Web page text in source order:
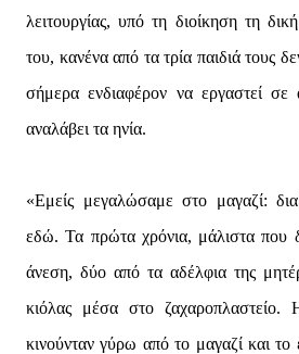
λειτουργίας, υπό τη διοίκηση τη
του, κανένα από τα τρία παιδιά τους
σήμερα ενδιαφέρον να εργαστεί σε
αναλάβει τα ηνία.
«Εμείς μεγαλώσαμε στο μαγαζί:
εδώ. Τα πρώτα χρόνια, μάλιστα που
άνεση, δύο από τα αδέλφια της
κιόλας μέσα στο
κινούνταν γύρω από το μαγαζί και το